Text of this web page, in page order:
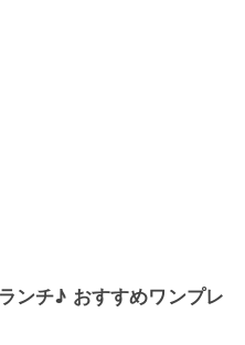
ンチ♪ おすすめワンプレ